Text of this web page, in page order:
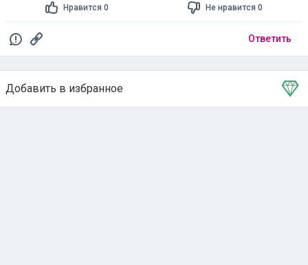
Нравится 0 Не нравится 0
Ответить
Добавить в избранное
Тема в избранном